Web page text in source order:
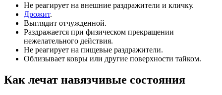
Не реагирует на внешние раздражители и кличку.
Дрожит.
Выглядит отчужденной.
Раздражается при физическом прекращении
нежелательного действия.
Не реагирует на пищевые раздражители.
Облизывает ковры или другие поверхности тайком.
Как лечат навязчивые состояния